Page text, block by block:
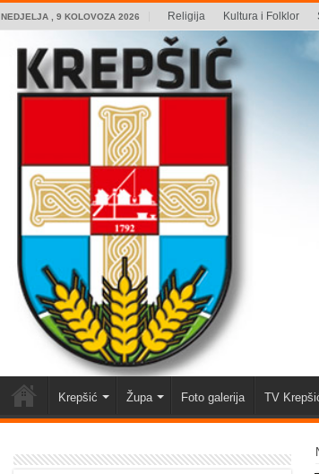
NEDJELJA , 9 KOLOVOZA 2026 Religija Kultura i Folklor
Krepšić Župa Foto galerija TV